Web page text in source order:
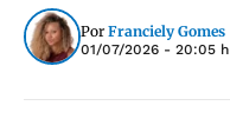
Por Franciely Gomes
01/07/2026 - 20:05 h